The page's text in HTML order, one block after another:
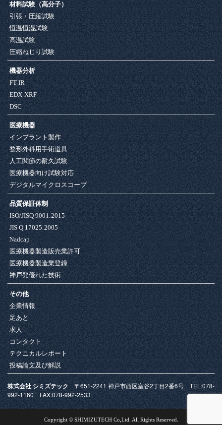
材料試験（高分子）
引張・圧縮試験
恒温恒湿試験
高温試験
圧縮ねじり試験
機器分析
FT-IR
EDX-XRF
DSC
医療機器
インプラント製作
整形外科用手術道具
人工関節の耐久試験
医療機器向け試験対応
デジタルマイクロスコープ
品質保証体制
ISO/JISQ 9001:2015
JIS Q 17025:2005
Nadcap
医療機器製造販売業許可
医療機器製造業登録
神戸発優れた技術
その他
企業情報
足あと
求人
コンタクト
テクニカルレポート
投稿論文及び解説
株式会社 シミズテック〒651-2241 神戸市西区室谷2丁目2番6号 TEL:078-
992-1160 FAX:078-992-2533
Copyright © SHIMIZUTECH Co,Ltd. All Rights Reserved.